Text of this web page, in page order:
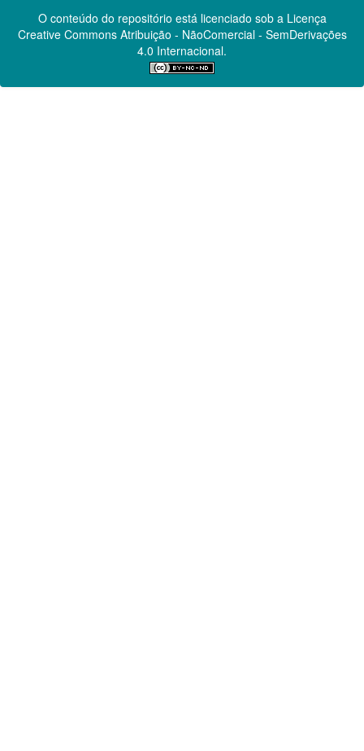
O conteúdo do repositório está licenciado sob a Licença
Creative CommonsAtribuição - NãoComercial - SemDerivações
4.0 Internacional.